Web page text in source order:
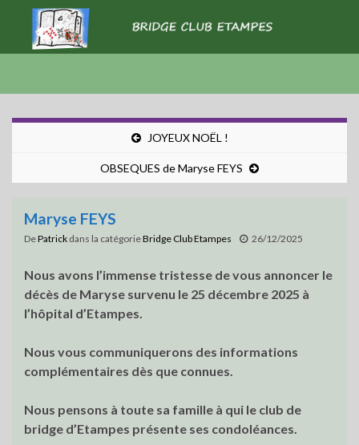
JOYEUX NOËL !
OBSEQUES de Maryse FEYS
Maryse FEYS
DePatrick dans la catégorieBridge Club Etampes 26/12/2025
Nous avons l’immense tristesse de vous annoncer le
décès de Maryse survenu le 25 décembre 2025 à
l’hôpital d’Etampes.
Nous vous communiquerons des informations
complémentaires dès que connues.
Nous pensons à toute sa famille à qui le club de
bridge d’Etampes présente ses condoléances.